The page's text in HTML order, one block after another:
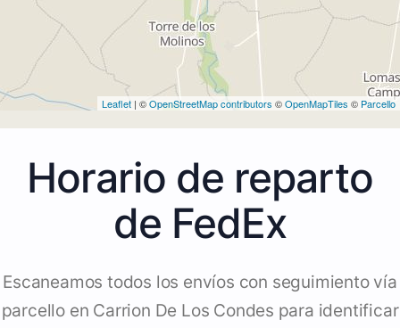
Leaflet | ©OpenStreetMap contributors ©OpenMapTiles © Parcello
Horario de reparto
de FedEx
Escaneamos todos los envíos con seguimiento vía
parcello en Carrion De Los Condes para identificar